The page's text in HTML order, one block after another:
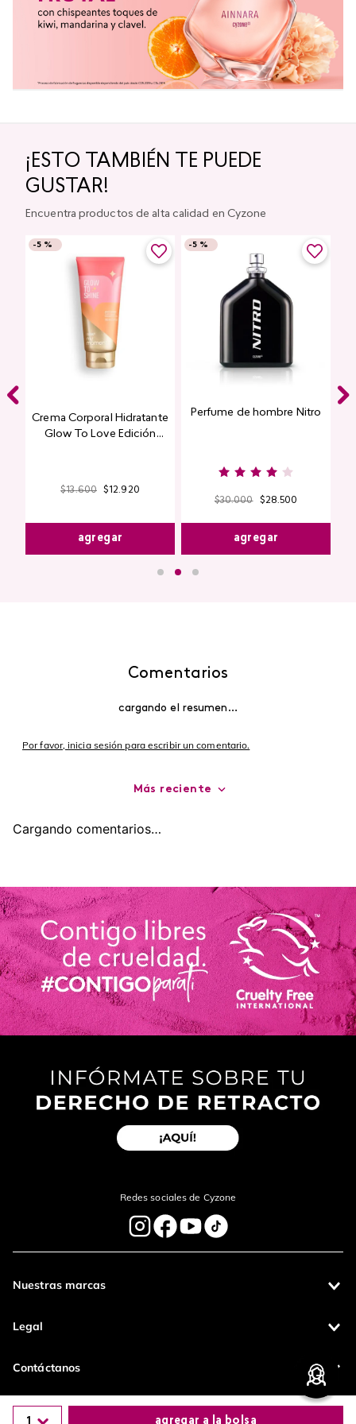
1 agregar a la bolsa
¡ESTO TAMBIÉN TE PUEDE
GUSTAR!
Encuentra productos de alta calidad en Cyzone
-5 %
Crema Corporal Hidratante
Glow To Love Edición
$13.600 $12.920
agregar
-5 %
Perfume de hombre Nitro
$30.000 $28.500
agregar
Comentarios
cargando el resumen…
Por favor, inicia sesión para escribir un comentario.
Más reciente
Cargando comentarios…
Redes sociales de Cyzone
Nuestras marcas
Legal
Contáctanos
Pagos 100% Entregas a todo